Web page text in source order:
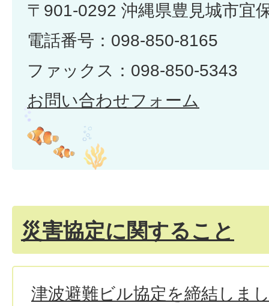
〒901-0292 沖縄県豊見城市宜
電話番号：098-850-8165
ファックス：098-850-5343
お問い合わせフォーム
災害協定に関すること
津波避難ビル協定を締結しま